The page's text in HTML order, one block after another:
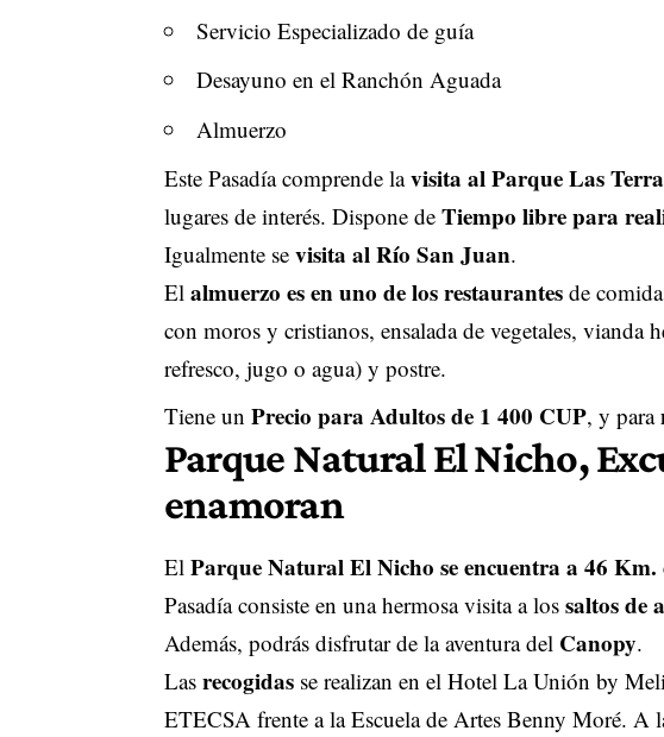
Servicio Especializado de guía
Desayuno en el Ranchón Aguada
Almuerzo
Este Pasadía comprende lavisita al Parque Las
lugares de interés. Dispone de Tiempo libre para
Igualmente se visita al Río San Juan.
El almuerzo es en uno de los restaurantesde
con moros y cristianos, ensalada de vegetales, vianda
refresco, jugo o agua) y postre.
Tiene un Precio para Adultos de 1 400 CUP, y para
Parque Natural El Nicho,
enamoran
El Parque Natural El Nicho se encuentra a 46 Km.
Pasadía consiste en una hermosa visita a los saltos de
Además, podrás disfrutar de la aventura del Canopy.
Las recogidasse realizan en el Hotel La Unión by
ETECSA frente a la Escuela de Artes Benny Moré. A